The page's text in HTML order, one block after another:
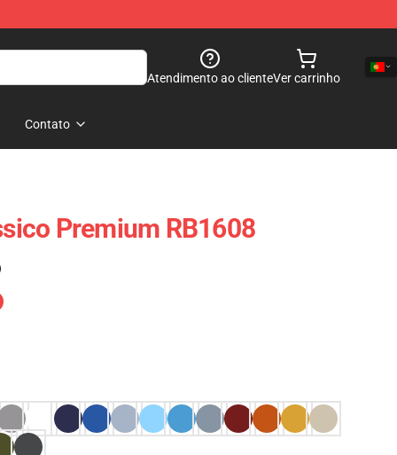
Atendimento ao clienteVer carrinho
Contato
Premium RB1608